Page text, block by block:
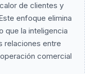
de clientes y
enfoque elimina
que la inteligencia
relaciones entre
comercial